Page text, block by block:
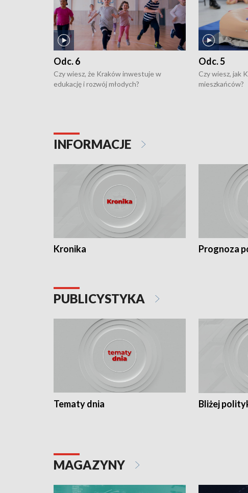
Odc. 6
Czy wiesz, że Kraków inwestuje w
edukację i rozwój młodych?
Odc. 5
Czy wiesz, jak
mieszkańców?
INFORMACJE
Kronika Prognoza
PUBLICYSTYKA
Tematy dnia Bliżej
MAGAZYNY